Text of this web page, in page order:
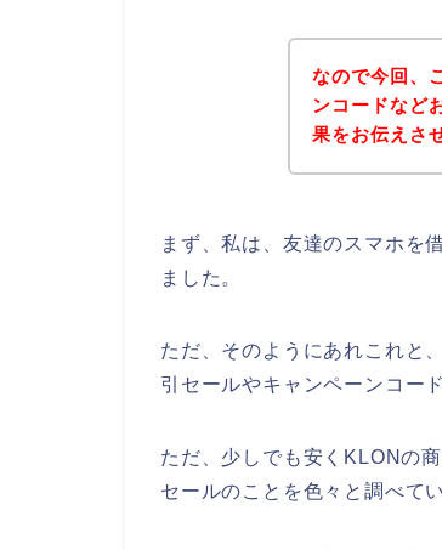
なので今回、
ンコードなど
果をお伝えさ
まず、私は、友達のスマホを
ました。
ただ、そのようにあれこれと
引セールやキャンペーンコー
ただ、少しでも安くKLONの
セールのことを色々と調べて